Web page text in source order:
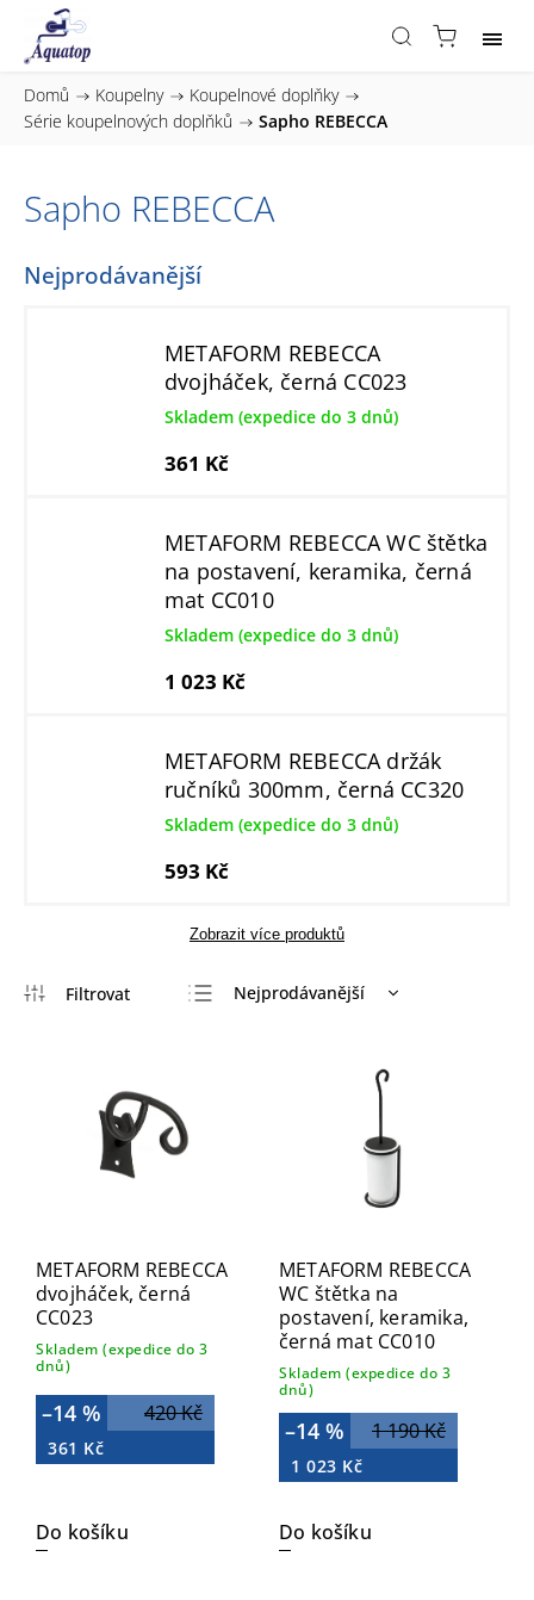
Domů / Koupelny / Koupelnové doplňky /
Série koupelnových doplňků / Sapho REBECCA
Sapho REBECCA
Nejprodávanější
METAFORM REBECCA
dvojháček, černá CC023
Skladem (expedice do 3 dnů)
361 Kč
METAFORM REBECCA WC štětka
na postavení, keramika, černá
mat CC010
Skladem (expedice do 3 dnů)
1 023 Kč
METAFORM REBECCA držák
ručníků 300mm, černá CC320
Skladem (expedice do 3 dnů)
593 Kč
Zobrazit více produktů
Nejprodávanější
METAFORM REBECCA
dvojháček, černá
CC023
Skladem (expedice do 3
dnů)
420 Kč
–14 %
361 Kč
Do košíku
METAFORM REBECCA
WC štětka na
postavení, keramika,
černá mat CC010
Skladem (expedice do 3
dnů)
1 190 Kč
–14 %
1 023 Kč
Do košíku